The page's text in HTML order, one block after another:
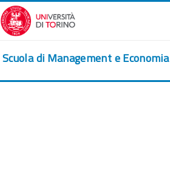
Vai al contenuto principale
Scuola di Management e Economia